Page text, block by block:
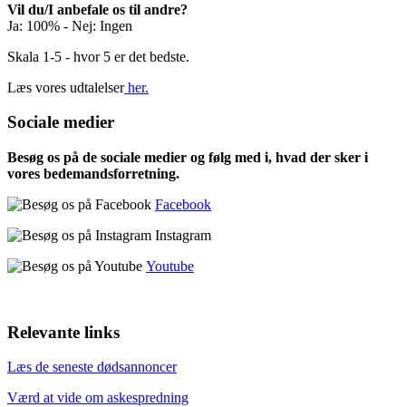
Vil du/I anbefale os til andre?
Ja: 100% - Nej: Ingen
Skala 1-5 - hvor 5 er det bedste.
Læs vores udtalelserher.
Sociale medier
Besøg os på de sociale medier og følg med i, hvad der sker i
vores bedemandsforretning.
Facebook
Instagram
Youtube
Relevante links
Læs de seneste dødsannoncer
Værd at vide om askespredning